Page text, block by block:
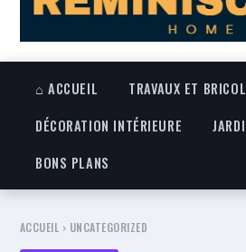
⌂ ACCUEIL
TRAVAUX ET
DÉCORATION INTÉRIEURE
BONS PLANS
ACCUEIL › UNCATEGORIZED